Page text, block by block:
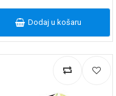
Dodaj u košaru